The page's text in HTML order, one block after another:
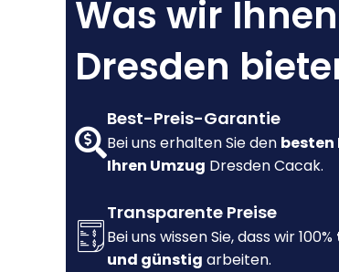
Was wir
Dresden
Best-Preis-Garantie
Bei uns erhalten Sie den besten
Ihren Umzug Dresden Cacak.
Transparente Preise
Bei uns wissen Sie, dass wir 100%
und günstig arbeiten.